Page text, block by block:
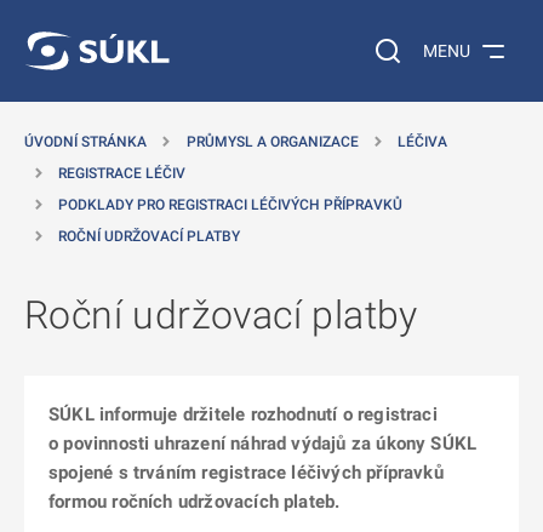
Vyhledávání na
MENU
ÚVODNÍ STRÁNKA PRŮMYSL A ORGANIZACE
LÉČIVA
REGISTRACE LÉČIV
PODKLADY PRO REGISTRACI LÉČIVÝCH PŘÍPRAVKŮ
ROČNÍ UDRŽOVACÍ PLATBY
Roční udržovací platby
SÚKL informuje držitele rozhodnutí o registraci
o povinnosti uhrazení náhrad výdajů za úkony SÚKL
spojené s trváním registrace léčivých přípravků
formou ročních udržovacích plateb.